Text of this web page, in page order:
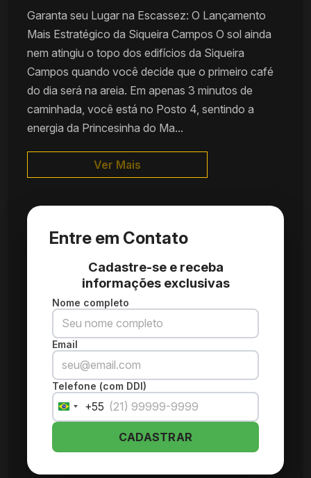
Garanta seu Lugar na Escassez: O Lançamento
Mais Estratégico da Siqueira Campos O sol ainda
nem atingiu o topo dos edifícios da Siqueira
Campos quando você decide que o primeiro café
do dia será na areia. Em apenas 3 minutos de
caminhada, você está no Posto 4, sentindo a
energia da Princesinha do Ma...
Ver Mais
Entre em Contato
Cadastre-se e receba
informações exclusivas
Nome completo
Email
Telefone (com DDI)
Brazil
+55
+55
CADASTRAR